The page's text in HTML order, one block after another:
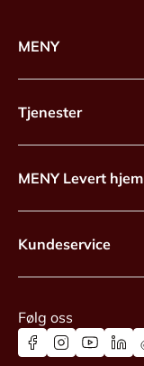
MENY
Tjenester
MENY Levert hjem
Kundeservice
Følg oss